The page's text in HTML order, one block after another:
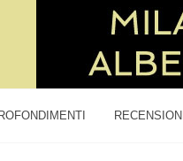
RECENSIONI